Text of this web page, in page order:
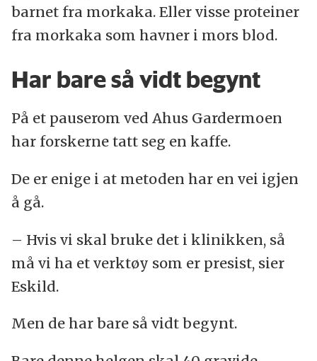
barnet fra morkaka. Eller visse proteiner
fra morkaka som havner i mors blod.
Har bare så vidt begynt
På et pauserom ved Ahus Gardermoen
har forskerne tatt seg en kaffe.
De er enige i at metoden har en vei igjen
å gå.
– Hvis vi skal bruke det i klinikken, så
må vi ha et verktøy som er presist, sier
Eskild.
Men de har bare så vidt begynt.